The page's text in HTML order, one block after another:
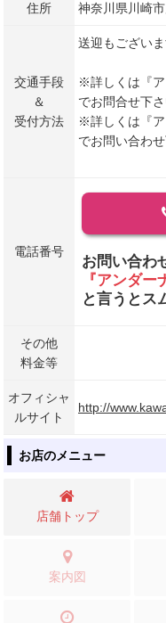
住所 神奈川県川崎
交通手段
＆
受付方法
送迎もござい
※詳しくは『
でお問合せ下さ
※詳しくは『
でお問い合わせ
電話番号
お問い合わ
『アンダー
と言うとス
その他
料金等
オフィシャ
ルサイト
http://
お店のメニュー
店舗トップ
案内図